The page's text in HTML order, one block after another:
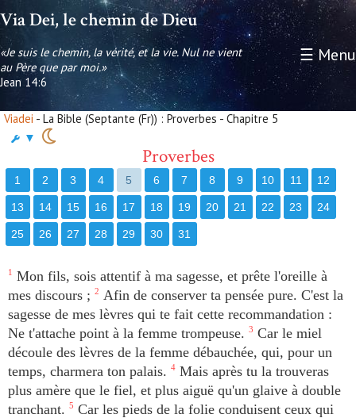
Via Dei, le chemin de Dieu
«Je suis le chemin, la vérité, et la vie. Nul ne vient
au Père que par moi.»
Jean 14:6
☰ Menu
Viadei - La Bible (Septante (Fr)) : Proverbes - Chapitre 5
▼
Proverbes
1 2 3 4 5 6 7 8 9 10 11 12
13 14 15 16 17 18 19 20 21 22 23 24
25 26 27 28 29 30 31
1
Mon fils, sois attentif à ma sagesse, et prête l'oreille à
mes discours ; 2 Afin de conserver ta pensée pure. C'est la
sagesse de mes lèvres qui te fait cette recommandation :
Ne t'attache point à la femme trompeuse. 3 Car le miel
découle des lèvres de la femme débauchée, qui, pour un
temps, charmera ton palais. 4 Mais après tu la trouveras
plus amère que le fiel, et plus aiguë qu'un glaive à double
tranchant. 5 Car les pieds de la folie conduisent ceux qui